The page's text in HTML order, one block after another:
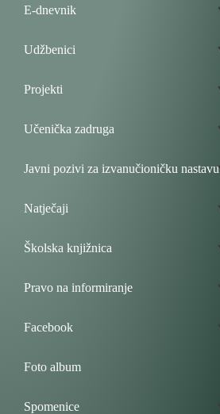
E-dnevnik
Udžbenici
Projekti
Učenička zadruga
Javni pozivi za izvanučioničku nastavu
Natječaji
Školska knjižnica
Pravo na informiranje
Facebook
Foto album
Spomenice